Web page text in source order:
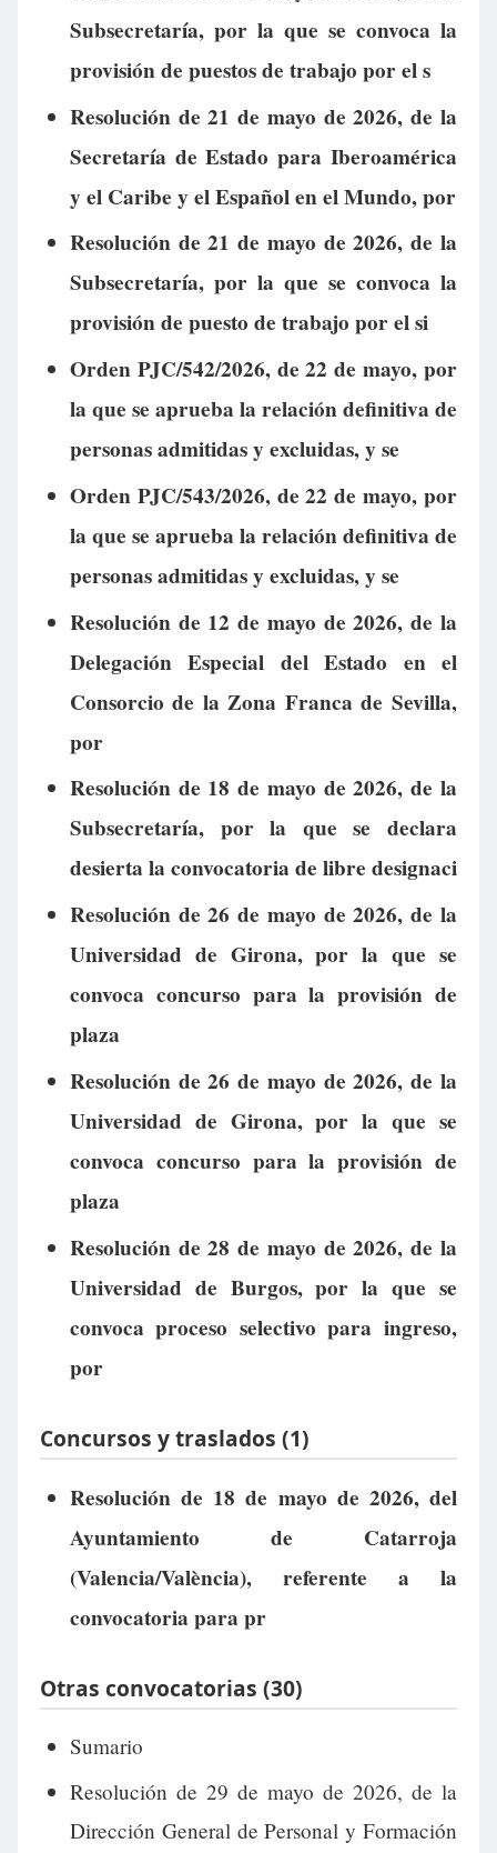
Subsecretaría, por la que se convoca la
provisión de puestos de trabajo por el s
Resolución de 21 de mayo de 2026, de la
Secretaría de Estado para Iberoamérica
y el Caribe y el Español en el Mundo, por
Resolución de 21 de mayo de 2026, de la
Subsecretaría, por la que se convoca la
provisión de puesto de trabajo por el si
Orden PJC/542/2026, de 22 de mayo, por
la que se aprueba la relación definitiva de
personas admitidas y excluidas, y se
Orden PJC/543/2026, de 22 de mayo, por
la que se aprueba la relación definitiva de
personas admitidas y excluidas, y se
Resolución de 12 de mayo de 2026, de la
Delegación Especial del Estado en el
Consorcio de la Zona Franca de Sevilla,
por
Resolución de 18 de mayo de 2026, de la
Subsecretaría, por la que se declara
desierta la convocatoria de libre designaci
Resolución de 26 de mayo de 2026, de la
Universidad de Girona, por la que se
convoca concurso para la provisión de
plaza
Resolución de 26 de mayo de 2026, de la
Universidad de Girona, por la que se
convoca concurso para la provisión de
plaza
Resolución de 28 de mayo de 2026, de la
Universidad de Burgos, por la que se
convoca proceso selectivo para ingreso,
por
Concursos y traslados (1)
Resolución de 18 de mayo de 2026, del
Ayuntamiento de Catarroja
(Valencia/València), referente a la
convocatoria para pr
Otras convocatorias (30)
Sumario
Resolución de 29 de mayo de 2026, de la
Dirección General de Personal y Formación